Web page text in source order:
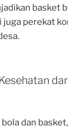
basket
juga perekat
dan